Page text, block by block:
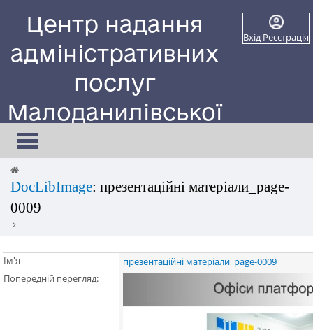
Центр надання
адміністративних
послуг
Малоданилівської
селищної ради
Сайт працює в тестовому режимі
Вхід Реєстрація
Toggle
navigation
DocLibImage: презентаційні матеріали_page-
0009
Ім'я
презентаційні матеріали_page-0009
Попередній перегляд: